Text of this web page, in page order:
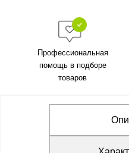
Профессиональная
помощь в подборе
товаров